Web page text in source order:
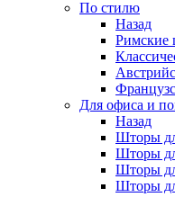
По стилю
Назад
Римские
Для офиса и
Назад
Шторы
Шторы
Шторы
Шторы